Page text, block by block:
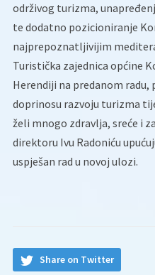
održivog turizma,
te dodatno pozicioniranje
najprepoznatljivijim
Turistička zajednica općine
Herendiji na predanom
doprinosu razvoju turizma
želi mnogo zdravlja, sreće i
direktoru Ivu Radoniću
uspješan rad u novoj ulozi.
Share on Twitter